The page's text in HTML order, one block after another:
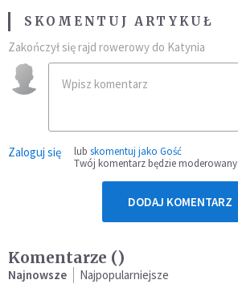
SKOMENTUJ ARTYKUŁ
Zakończył się rajd rowerowy do Katynia
Zaloguj się lub skomentuj jako Gość
Twój komentarz będzie moderowany
DODAJ KOMENTARZ
Komentarze ()
Najnowsze Najpopularniejsze